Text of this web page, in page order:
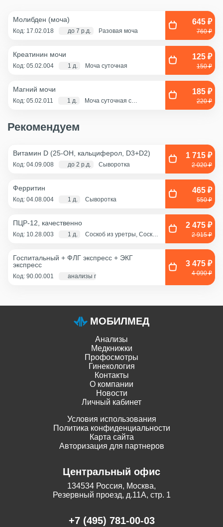
Молибден (моча)
Код: 17.02.018 до 7 р.д. Разовая моча
645 ₽
760 ₽
Креатинин мочи
Код: 05.02.004 1 д. Моча суточная
125 ₽
150 ₽
Магний мочи
Код: 05.02.011 1 д.
Моча суточная с
185 ₽
220 ₽
Рекомендуем
Витамин D (25-OH, кальциферол, D3+D2)
Код: 04.09.008 до 2 р.д. Сыворотка
1 715 ₽
2 020 ₽
Ферритин
Код: 04.08.004 1 д. Сыворотка
465 ₽
550 ₽
ПЦР-12, качественно
Код: 10.28.003 1 д.
Соскоб из уретры, Соскоб
канал+влагалище),
2 475 ₽
2 915 ₽
Госпитальный + ФЛГ экспресс + ЭКГ
экспресс
Код: 90.00.001 анализы по крови - 1 д., экг и флг - 1 час
3 475 ₽
4 090 ₽
МОБИЛМЕД
Анализы
Медкнижки
Профосмотры
Гинекология
Контакты
О компании
Новости
Личный кабинет
Условия использования
Политика конфиденциальности
Карта сайта
Авторизация для партнеров
Центральный офис
134534 Россия, Москва,
Резервный проезд, д.11А, стр. 1
+7 (495) 781-00-03